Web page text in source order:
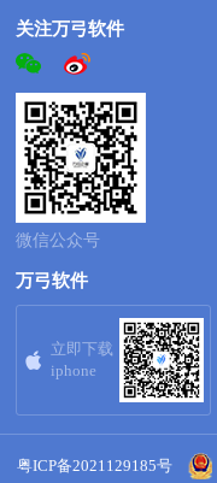
关注万弓软件
微信公众号
万弓软件

立即下载
iphone
粤ICP备2021129185号